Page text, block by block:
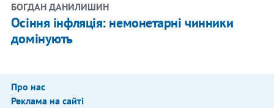
БОГДАН ДАНИЛИШИН
Осіння інфляція: немонетарні чинники
домінують
Про нас
Реклама на сайті